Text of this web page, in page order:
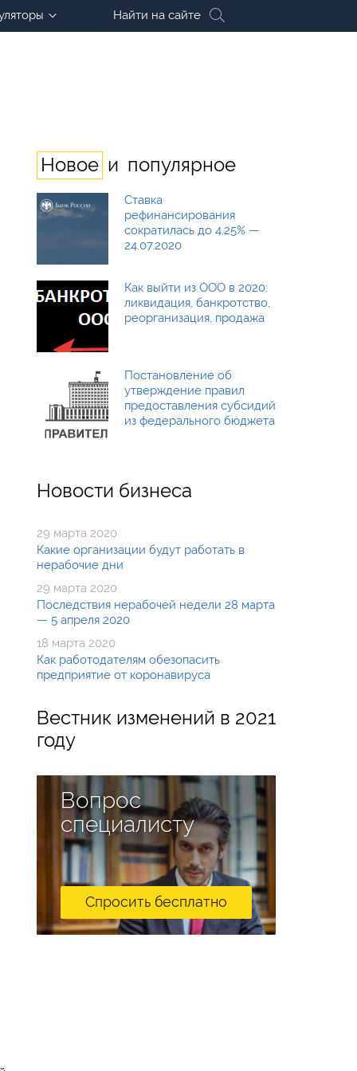
Найти на сайте
Новое и популярное
Ставка
рефинансирования
сократилась до 4,25% —
24.07.2020
Как выйти из ООО в 2020:
ликвидация, банкротство,
реорганизация, продажа
Постановление об
утверждение правил
предоставления субсидий
из федерального бюджета
Новости бизнеса
29 марта 2020
Какие организации будут работать в
нерабочие дни
29 марта 2020
Последствия нерабочей недели 28 марта
— 5 апреля 2020
18 марта 2020
Как работодателям обезопасить
предприятие от коронавируса
Вестник изменений в 2021
году
Вопрос
специалисту
Спросить бесплатно